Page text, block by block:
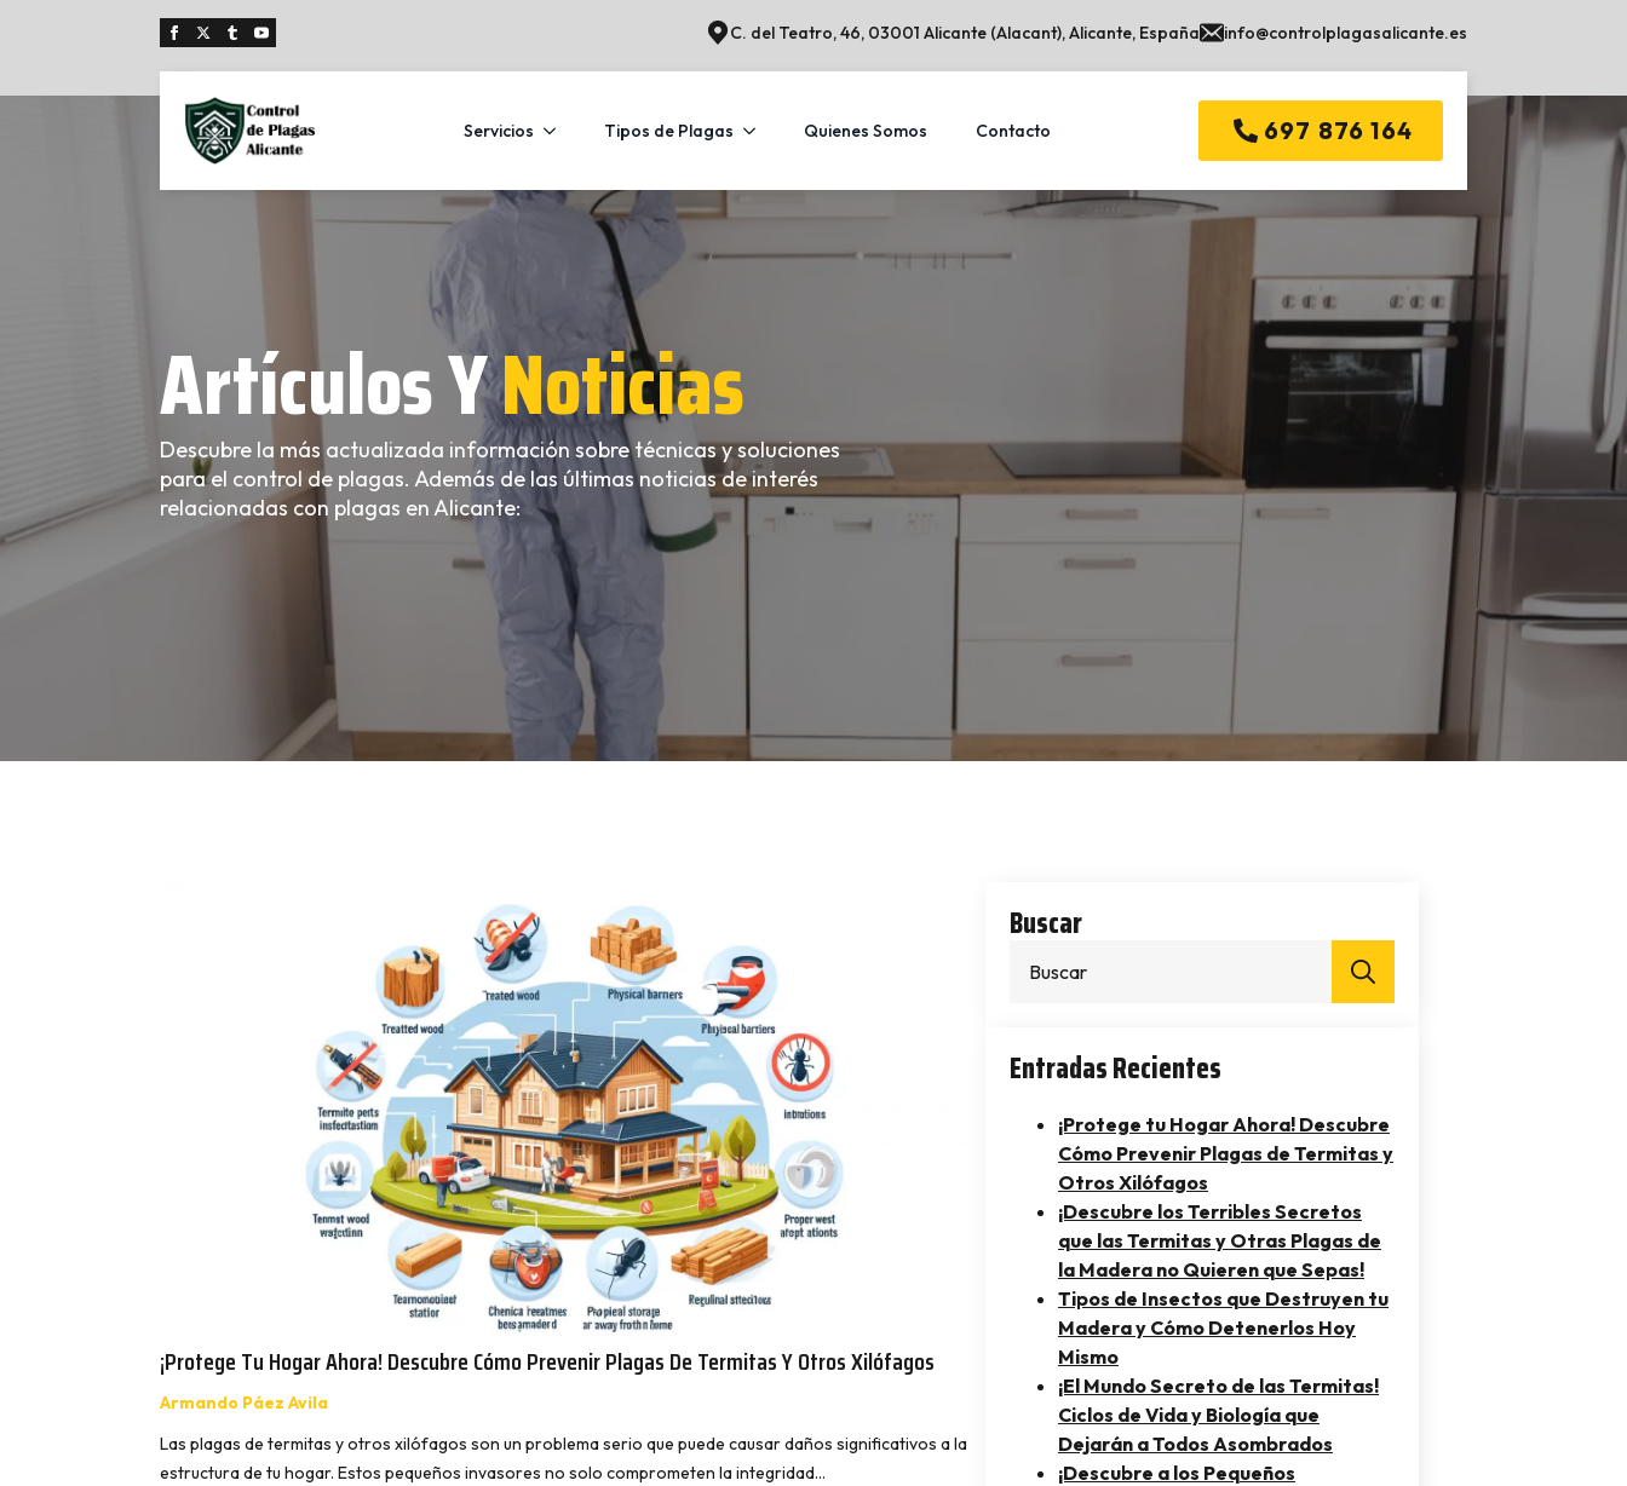
C. del Teatro, 46, 03001 Alicante (Alacant), Alicante, España info@controlplagasalicante.es
Servicios Tipos de Plagas Quienes Somos Contacto 697 876 164
Artículos YNoticias
Descubre la más actualizada información sobre técnicas y soluciones
para el control de plagas. Además de las últimas noticias de interés
relacionadas con plagas en Alicante:
¡Protege Tu Hogar Ahora! Descubre Cómo Prevenir Plagas De Termitas Y Otros Xilófagos
Armando Páez Avila
Las plagas de termitas y otros xilófagos son un problema serio que puede causar daños significativos a la
estructura de tu hogar. Estos pequeños invasores no solo comprometen la integridad…
Buscar
Entradas Recientes
¡Protege tu Hogar Ahora! Descubre
Cómo Prevenir Plagas de Termitas y
Otros Xilófagos
¡Descubre los Terribles Secretos
que las Termitas y Otras Plagas de
la Madera no Quieren que Sepas!
Tipos de Insectos que Destruyen tu
Madera y Cómo Detenerlos Hoy
Mismo
¡El Mundo Secreto de las Termitas!
Ciclos de Vida y Biología que
Dejarán a Todos Asombrados
¡Descubre a los Pequeños